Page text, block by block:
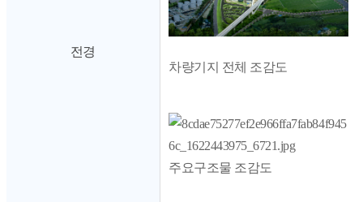
전경
차량기지 전체 조감도
주요구조물 조감도